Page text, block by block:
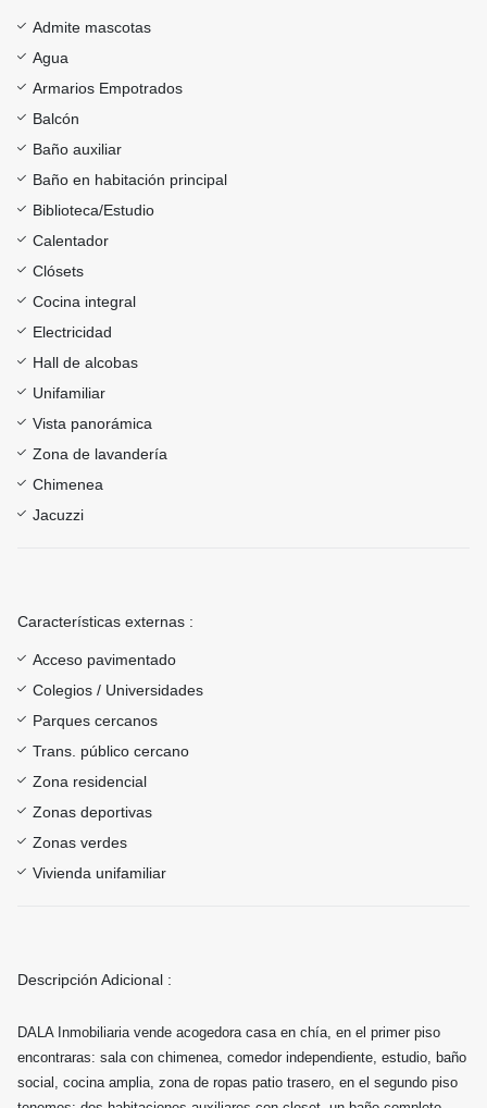
Admite mascotas
Agua
Armarios Empotrados
Balcón
Baño auxiliar
Baño en habitación principal
Biblioteca/Estudio
Calentador
Clósets
Cocina integral
Electricidad
Hall de alcobas
Unifamiliar
Vista panorámica
Zona de lavandería
Chimenea
Jacuzzi
Características externas :
Acceso pavimentado
Colegios / Universidades
Parques cercanos
Trans. público cercano
Zona residencial
Zonas deportivas
Zonas verdes
Vivienda unifamiliar
Descripción Adicional :
DALA Inmobiliaria vende acogedora casa en chía, en el primer piso
encontraras: sala con chimenea, comedor independiente, estudio, baño
social, cocina amplia, zona de ropas patio trasero, en el segundo piso